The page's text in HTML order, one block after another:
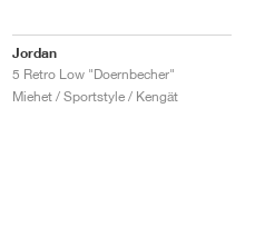
Jordan
5 Retro Low "Doernbecher"
Miehet / Sportstyle / Kengät